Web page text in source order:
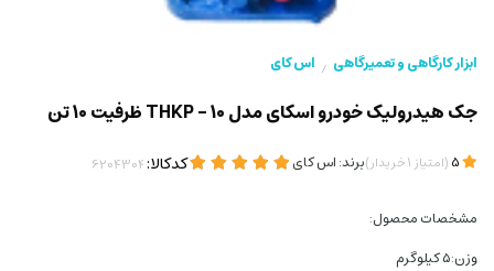
ابزار کارگاهی و تعمیرگاهی / اس کای
جک هیدرولیک خودرو اسکای مدل THKP - 10 ظرفیت 10 تن
(امتیاز 1خریدار)برند:اس کای کدکالا:
مشخصات محصول:
وزن:۵ کیلوگرم